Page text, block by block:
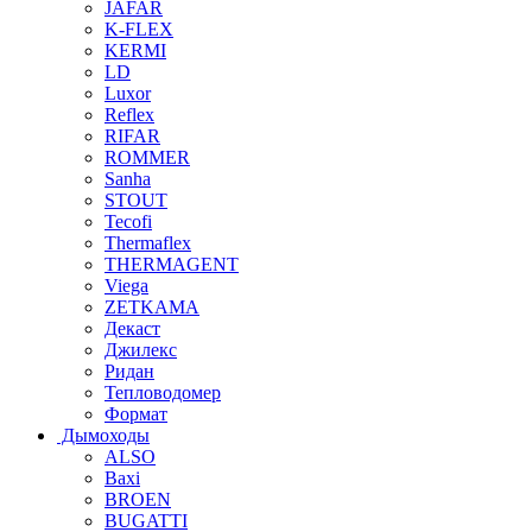
JAFAR
K-FLEX
KERMI
LD
Luxor
Reflex
RIFAR
ROMMER
Sanha
STOUT
Tecofi
Thermaflex
THERMAGENT
Viega
ZETKAMA
Декаст
Джилекс
Ридан
Тепловодомер
Формат
Дымоходы
ALSO
Baxi
BROEN
BUGATTI